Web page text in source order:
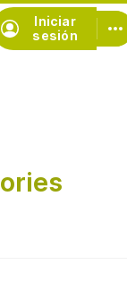
Iniciar
sesión